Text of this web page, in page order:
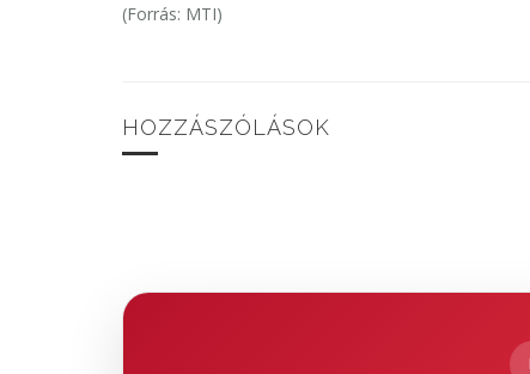
(Forrás: MTI)
HOZZÁSZÓLÁSOK